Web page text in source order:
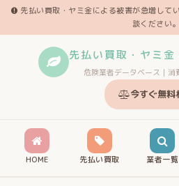
先払い買取・ヤミ金による被害が急増して
談ください。
先払い買取・ヤミ
危険業者データベース｜
今すぐ無料
HOME 先払い買取 業者一覧